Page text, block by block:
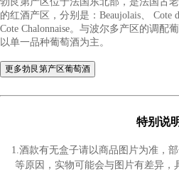
阿里高特（Aligoté）是一种起源于
种，常被用来酿造清新爽口的白葡
（Chardonnay），阿里高特葡萄酒
青苹果等清新的水果香气。
产区介绍
特别说
1.酒款有无盒子请以商品图片为准，
等原因，实物可能会与图片有差异，